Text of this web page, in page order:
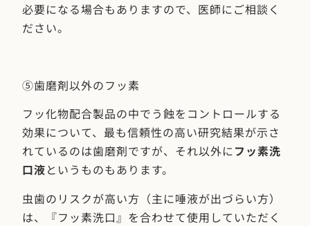
必要になる場合もありますので、医師にご相談く
ださい。
⑤歯磨剤以外のフッ素
フッ化物配合製品の中でう蝕をコントロールする
効果について、最も信頼性の高い研究結果が示さ
れているのは歯磨剤ですが、それ以外にフッ素洗
口液というものもあります。
虫歯のリスクが高い方（主に唾液が出づらい方）
は、『フッ素洗口』を合わせて使用していただく